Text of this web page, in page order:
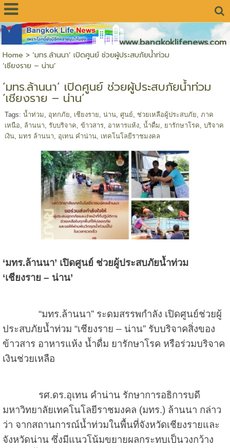
www.bangkoklifenews.com
Home > ‘มทร.ล้านนา’ เปิดศูนย์ ช่วยผู้ประสบภัยน้ำท่วม
‘เชียงราย – น่าน’
‘มทร.ล้านนา’ เปิดศูนย์ ช่วยผู้ประสบภัยน้ำท่วม
‘เชียงราย – น่าน’
Tags: น้ำท่วม อุทกภัย เชียงราย น่าน, ศูนย์ ช่วยเหลือผู้ประสบภัย ภาค
เหนือ
ล้านนา รับบริจาค ข้าวสาร, อาหารแห้ง, น้ำดื่ม ยารักษาโรค บริจาค
เงิน, มทร ล้านนา อุเทน คำน่าน, เทคโนโลยีราชมงคล
‘มทร.ล้านนา’ เปิดศูนย์ ช่วยผู้ประสบภัยน้ำท่วม
‘เชียงราย – น่าน’
“มทร.ล้านนา” ระดมสรรพกำลัง เปิดศูนย์ช่วยผู้
ประสบภัยน้ำท่วม “เชียงราย – น่าน” รับบริจาคสิ่งของ
ข้าวสาร อาหารแห้ง น้ำดื่ม ยารักษาโรค หรือร่วมบริจาค
เงินช่วยเหลือ
รศ.ดร.อุเทน คำน่าน รักษาการอธิการบดี
มหาวิทยาลัยเทคโนโลยีราชมงคล (มทร.) ล้านนา กล่าว
ว่า จากสถานการณ์น้ำท่วมในพื้นที่จังหวัดเชียงรายและ
จังหวัดน่าน ซึ่งมีแนวโน้มขยายผลกระทบเป็นวงกว้าง